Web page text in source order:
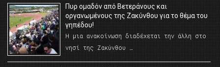
Πυρ ομαδόν από Βετεράνους και
οργανωμένους της Ζακύνθου για το θέμα του
γηπέδου!
Η μια ανακοίνωση διαδέχεται την άλλη στο
νησί της Ζακύνθου …